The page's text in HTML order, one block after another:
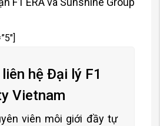
hệ Đại lý F1
Vietnam
viên môi giới đầy tự